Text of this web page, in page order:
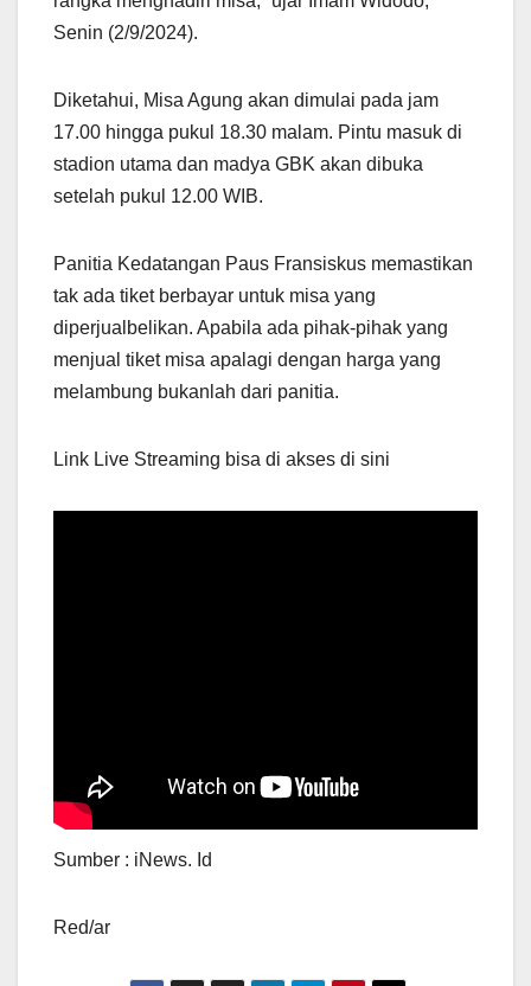
Senin (2/9/2024).
Diketahui, Misa Agung akan dimulai pada jam
17.00 hingga pukul 18.30 malam. Pintu masuk di
stadion utama dan madya GBK akan dibuka
setelah pukul 12.00 WIB.
Panitia Kedatangan Paus Fransiskus memastikan
tak ada tiket berbayar untuk misa yang
diperjualbelikan. Apabila ada pihak-pihak yang
menjual tiket misa apalagi dengan harga yang
melambung bukanlah dari panitia.
Link Live Streaming bisa di akses di sini
Sumber : iNews. Id
Red/ar